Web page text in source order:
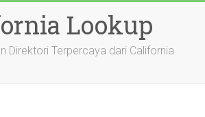
Lookup
Direktori Terpercaya dari California